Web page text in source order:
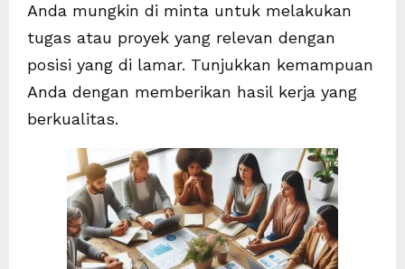
Anda mungkin di minta untuk melakukan
tugas atau proyek yang relevan dengan
posisi yang di lamar. Tunjukkan kemampuan
Anda dengan memberikan hasil kerja yang
berkualitas.